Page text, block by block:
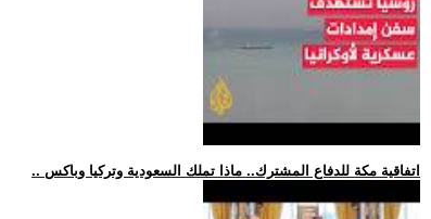
.. اتفاقية مكة للدفاع المشترك.. ماذا تملك السعودية وتركيا وباكس